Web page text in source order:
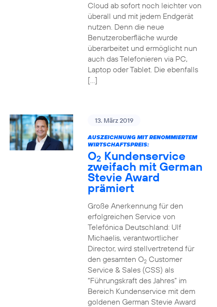
Cloud ab sofort noch leichter von
überall und mit jedem Endgerät
nutzen. Denn die neue
Benutzeroberfläche wurde
überarbeitet und ermöglicht nun
auch das Telefonieren via PC,
Laptop oder Tablet. Die ebenfalls
[…]
13. März 2019
AUSZEICHNUNG MIT RENOMMIERTEM
WIRTSCHAFTSPREIS:
O2 Kundenservice
zweifach mit German
Stevie Award
prämiert
Große Anerkennung für den
erfolgreichen Service von
Telefónica Deutschland: Ulf
Michaelis, verantwortlicher
Director, wird stellvertretend für
den gesamten O2Customer
Service & Sales (CSS) als
“Führungskraft des Jahres” im
Bereich Kundenservice mit dem
goldenen German Stevie Award